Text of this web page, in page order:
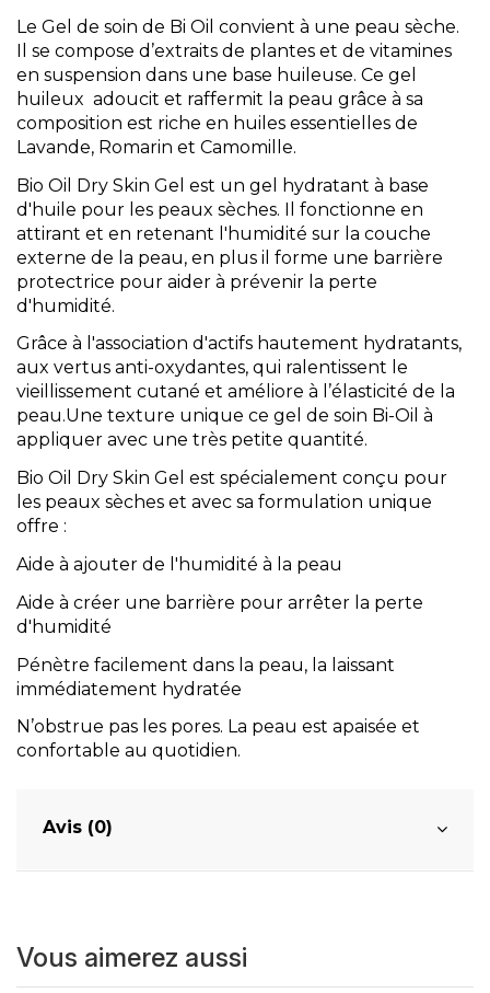
Le Gel de soin de Bi Oil convient à une peau sèche.
Il se compose d’extraits de plantes et de vitamines
en suspension dans une base huileuse. Ce gel
huileux adoucit et raffermit la peau grâce à sa
composition est riche en huiles essentielles de
Lavande, Romarin et Camomille.
Bio Oil Dry Skin Gel est un gel hydratant à base
d'huile pour les peaux sèches. Il fonctionne en
attirant et en retenant l'humidité sur la couche
externe de la peau, en plus il forme une barrière
protectrice pour aider à prévenir la perte
d'humidité.
Grâce à l'association d'actifs hautement hydratants,
aux vertus anti-oxydantes, qui ralentissent le
vieillissement cutané et améliore à l’élasticité de la
peau.Une texture unique ce gel de soin Bi-Oil à
appliquer avec une très petite quantité.
Bio Oil Dry Skin Gel est spécialement conçu pour
les peaux sèches et avec sa formulation unique
offre :
Aide à ajouter de l'humidité à la peau
Aide à créer une barrière pour arrêter la perte
d'humidité
Pénètre facilement dans la peau, la laissant
immédiatement hydratée
N’obstrue pas les pores. La peau est apaisée et
confortable au quotidien.
Avis (0)
Vous aimerez aussi